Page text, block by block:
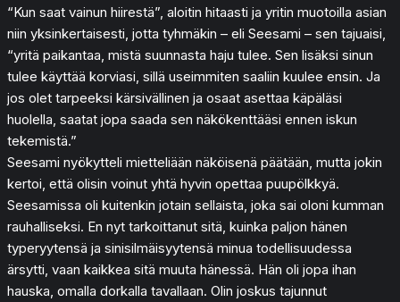
“Kun saat vainun hiirestä”, aloitin hitaasti ja yritin muotoilla asian
niin yksinkertaisesti, jotta tyhmäkin – eli Seesami – sen tajuaisi,
“yritä paikantaa, mistä suunnasta haju tulee. Sen lisäksi sinun
tulee käyttää korviasi, sillä useimmiten saaliin kuulee ensin. Ja
jos olet tarpeeksi kärsivällinen ja osaat asettaa käpäläsi
huolella, saatat jopa saada sen näkökenttääsi ennen iskun
tekemistä.”
Seesami nyökytteli mietteliään näköisenä päätään, mutta jokin
kertoi, että olisin voinut yhtä hyvin opettaa puupölkkyä.
Seesamissa oli kuitenkin jotain sellaista, joka sai oloni kumman
rauhalliseksi. En nyt tarkoittanut sitä, kuinka paljon hänen
typeryytensä ja sinisilmäisyytensä minua todellisuudessa
ärsytti, vaan kaikkea sitä muuta hänessä. Hän oli jopa ihan
hauska, omalla dorkalla tavallaan. Olin joskus tajunnut